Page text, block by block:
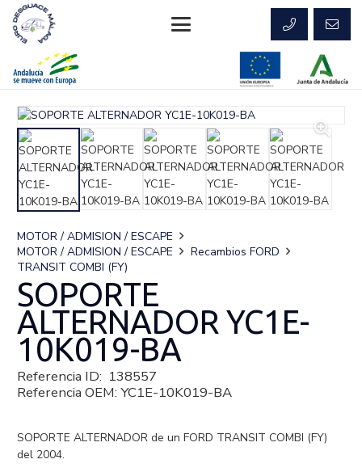
MOTOR / ADMISION / ESCAPE
MOTOR / ADMISION / ESCAPE
Recambios FORD
TRANSIT COMBI (FY)
SOPORTE
ALTERNADOR YC1E-
10K019-BA
Referencia ID: 138557
Referencia OEM: YC1E-10K019-BA
SOPORTE ALTERNADOR de un FORD TRANSIT COMBI (FY)
del 2004.